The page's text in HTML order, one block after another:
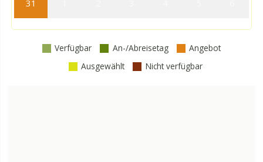
31
Verfügbar An-/Abreisetag
Angebot
Ausgewählt
Nicht verfügbar